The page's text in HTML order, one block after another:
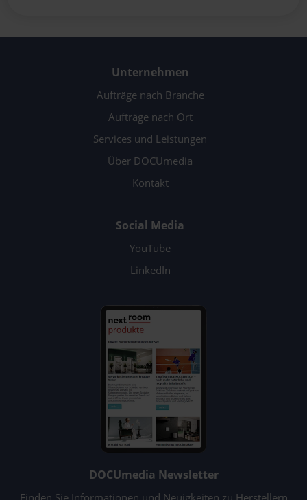
Unternehmen
Aufträge nach Branche
Aufträge nach Ort
Services und Leistungen
Über DOCUmedia
Kontakt
Social Media
YouTube
LinkedIn
DOCUmedia Newsletter